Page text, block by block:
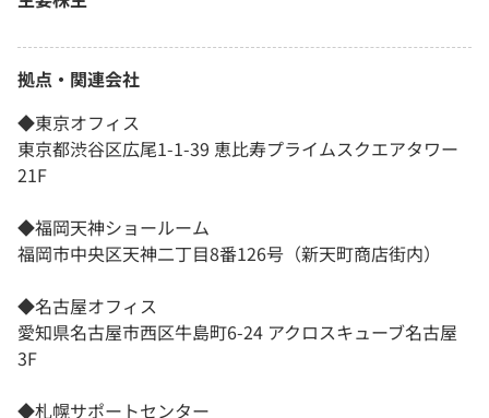
拠点・関連会社
◆東京オフィス
東京都渋谷区広尾1-1-39 恵比寿プライムスクエアタワー
21F
◆福岡天神ショールーム
福岡市中央区天神二丁目8番126号（新天町商店街内）
◆名古屋オフィス
愛知県名古屋市西区牛島町6-24 アクロスキューブ名古屋
3F
◆札幌サポートセンター